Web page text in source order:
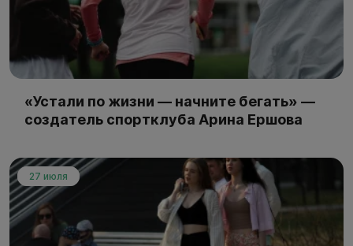
«Устали по жизни — начните бегать» —
создатель спортклуба Арина Ершова
27 июля